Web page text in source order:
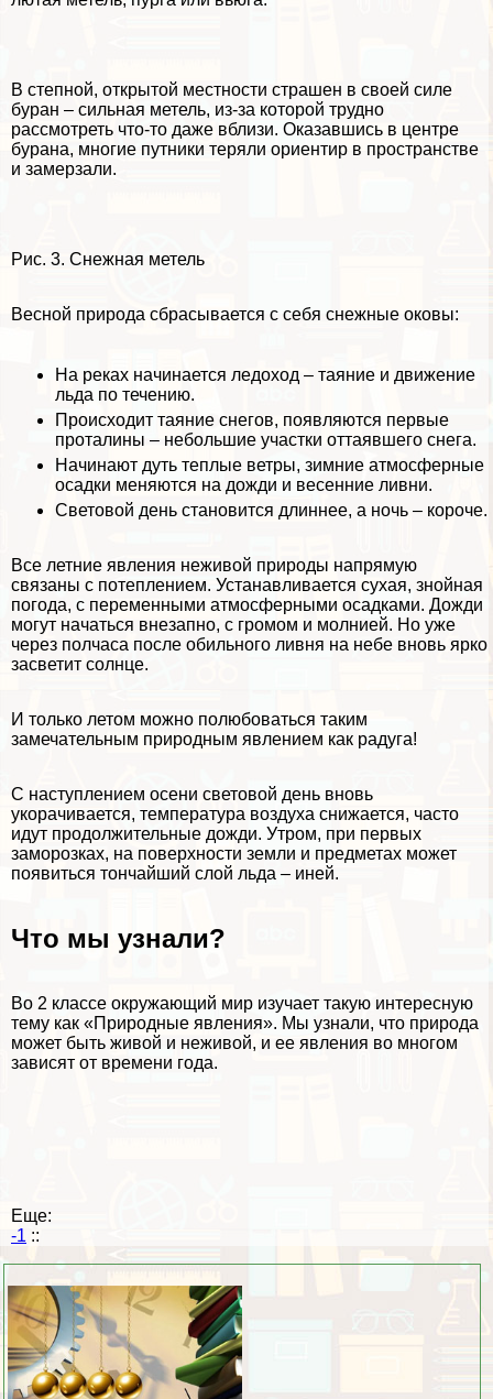
В степной, открытой местности страшен в своей силе
буран – сильная метель, из-за которой трудно
рассмотреть что-то даже вблизи. Оказавшись в центре
бурана, многие путники теряли ориентир в прострaнcтве
и замерзали.
Рис. 3. Снежная метель
Весной природа сбрасывается с себя снежные оковы:
На реках начинается ледоход – таяние и движение
льда по течению.
Происходит таяние снегов, появляются первые
проталины – небольшие участки оттаявшего снега.
Начинают дуть теплые ветры, зимние атмосферные
осадки меняются на дожди и весенние ливни.
Световой день становится длиннее, а ночь – короче.
Все летние явления неживой природы напрямую
связаны с потеплением. Устанавливается сухая, знойная
погода, с переменными атмосферными осадками. Дожди
могут начаться внезапно, с громом и молнией. Но уже
через полчаса после обильного ливня на небе вновь ярко
засветит солнце.
И только летом можно полюбоваться таким
замечательным природным явлением как радуга!
С наступлением осени световой день вновь
укорачивается, температура воздуха снижается, часто
идут продолжительные дожди. Утром, при первых
заморозках, на поверхности земли и предметах может
появиться тончайший слой льда – иней.
Что мы узнали?
Во 2 классе окружающий мир изучает такую интересную
тему как «Природные явления». Мы узнали, что природа
может быть живой и неживой, и ее явления во многом
зависят от времени года.
Еще:
-1 ::